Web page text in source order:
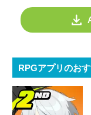
RPGアプリのお